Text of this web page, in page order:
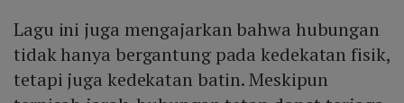
Lagu ini juga mengajarkan bahwa hubungan
tidak hanya bergantung pada kedekatan fisik,
tetapi juga kedekatan batin. Meskipun